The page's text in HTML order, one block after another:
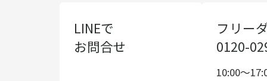
LINEで
お問合せ
フリー
0120-
10:00〜